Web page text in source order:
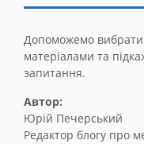
Допоможемо вибрати
матеріалами та
запитання.
Автор:
Юрій Печерський
Редактор блогу про